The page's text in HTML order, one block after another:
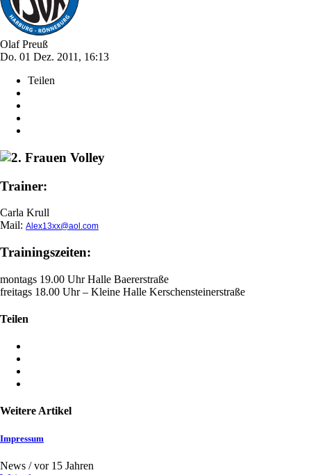
Olaf Preuß
Do. 01 Dez. 2011, 16:13
Teilen
Trainer:
Carla Krull
Mail: Alex13xx@aol.com
Trainingszeiten:
montags 19.00 Uhr Halle Baererstraße
freitags 18.00 Uhr – Kleine Halle Kerschensteinerstraße
Teilen
Weitere Artikel
Impressum
News /vor 15 Jahren